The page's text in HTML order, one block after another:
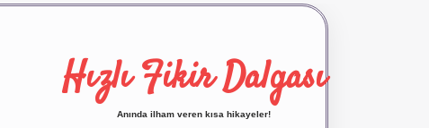
Hızlı Fikir Dalgası
Anında ilham veren kısa hikayeler!